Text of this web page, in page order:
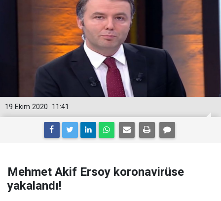
11:41
19 Ekim 2020
Mehmet Akif Ersoy koronavirüse
yakalandı!